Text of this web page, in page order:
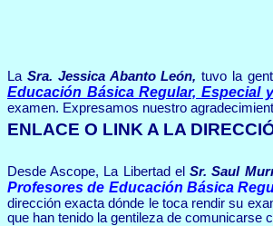
La Sra. Jessica Abanto León, tuvo la
Educación Básica Regular, Especial
examen. Expresamos nuestro
ENLACE O LINK A LA
Desde Ascope, La Libertad elSr. Saul
Profesores de Educación Básica
dirección exacta dónde le toca rendir su
que han tenido la gentileza de comunicarse